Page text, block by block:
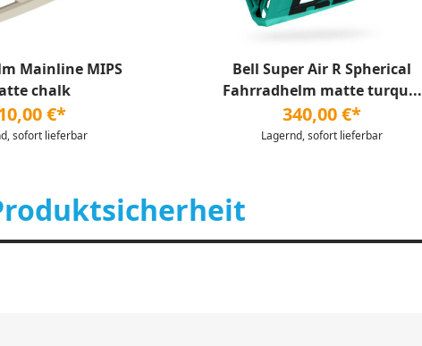
Mainline MIPS
chalk
€*
sofort lieferbar
Bell Super Air R Spherical
Fahrradhelm matte turqu...
340,00 €*
Lagernd, sofort lieferbar